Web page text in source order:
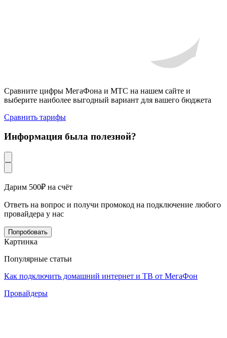
Сравните цифры МегаФона и МТС на нашем сайте и
выберите наиболее выгодный вариант для вашего бюджета
Сравнить тарифы
Информация была полезной?
Дарим 500₽ на счёт
Ответь на вопрос и получи промокод на подключение любого
провайдера у нас
Попробовать
Картинка
Популярные статьи
Как подключить домашний интернет и ТВ от МегаФон
Провайдеры